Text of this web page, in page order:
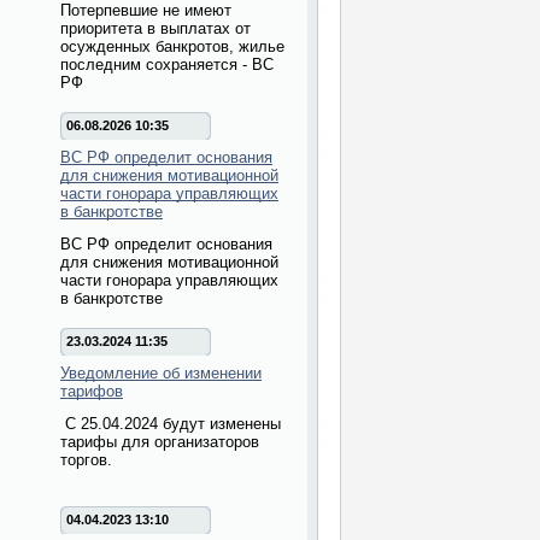
Потерпевшие не имеют
приоритета в выплатах от
осужденных банкротов, жилье
последним сохраняется - ВС
РФ
06.08.2026 10:35
ВС РФ определит основания
для снижения мотивационной
части гонорара управляющих
в банкротстве
ВС РФ определит основания
для снижения мотивационной
части гонорара управляющих
в банкротстве
23.03.2024 11:35
Уведомление об изменении
тарифов
С 25.04.2024 будут изменены
тарифы для организаторов
торгов.
04.04.2023 13:10